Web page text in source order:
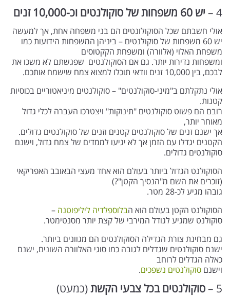
4 – יש 60 משפחות של סוקולנטים וכ-10,000 זנים
אולי חשבתם שכל הסוקולונטים הם בני משפחה אחת, אך למעשה
יש 60 משפחות של סוקולנטים – ביניהן המשפחות הידועות כמו
משפחת האלוי (אלוורה) ומשפחת הקקטוסים
ומשפחות נדירות יותר. גם אם הסוקולנטים שפגשתם לא משכו את
לבכם, בין 10,000 זנים וודאי תוכלו למצוא צמח שישמח אותכם.
אולי נתקלתם ב"מיני-סוקולנטים" – סוקולנטים מיניאטוריים בכוסיות
קטנות.
רובם הם פשוט סוקולנטים "תינוקות" ויצטרכו העברה לכלי גדול
מאוחר יותר,
אך ישנם זנים של סוקולנטים קטנים וזנים של סוקולנטים גדולים.
הקטנים יגדלו עם הזמן אך לא יגיעו לממדים של צמח גדול, וישנם
סוקולנטים גדולים.
הסוקולנט הגדול ביותר בעולם הוא אחד מעצי הבאובב האפריקאי
(זוכרים את השם מ"הנסיך הקטן"?)
גובהו מגיע לכ-28 מטר.
הסוקולנט הקטן בעולם הוא הבלוספלדיה ליליפוטנה –
סוקולנט שמגיע לגודל המירבי של קצת יותר מסנטימטר.
גם מבחינת צורת הגדילה הסוקולנטים הם מגוונים ביותר.
ישנם סוקולנטים שגדלים לגובה כמו סוגי האלוורה השונים, ישנם
כאלה הגדלים לרוחב
וישנם סוקולנטים נשפכים.
5 – סוקולנטים בכל צבעי הקשת(כמעט)